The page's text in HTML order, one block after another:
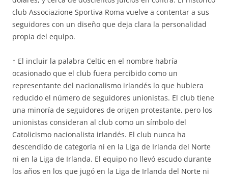
club Associazione Sportiva Roma vuelve a contentar a sus
seguidores con un diseño que deja clara la personalidad
propia del equipo.
↑ El incluir la palabra Celtic en el nombre habría
ocasionado que el club fuera percibido como un
representante del nacionalismo irlandés lo que hubiera
reducido el número de seguidores unionistas. El club tiene
una minoría de seguidores de origen protestante, pero los
unionistas consideran al club como un símbolo del
Catolicismo nacionalista irlandés. El club nunca ha
descendido de categoría ni en la Liga de Irlanda del Norte
ni en la Liga de Irlanda. El equipo no llevó escudo durante
los años en los que jugó en la Liga de Irlanda del Norte ni